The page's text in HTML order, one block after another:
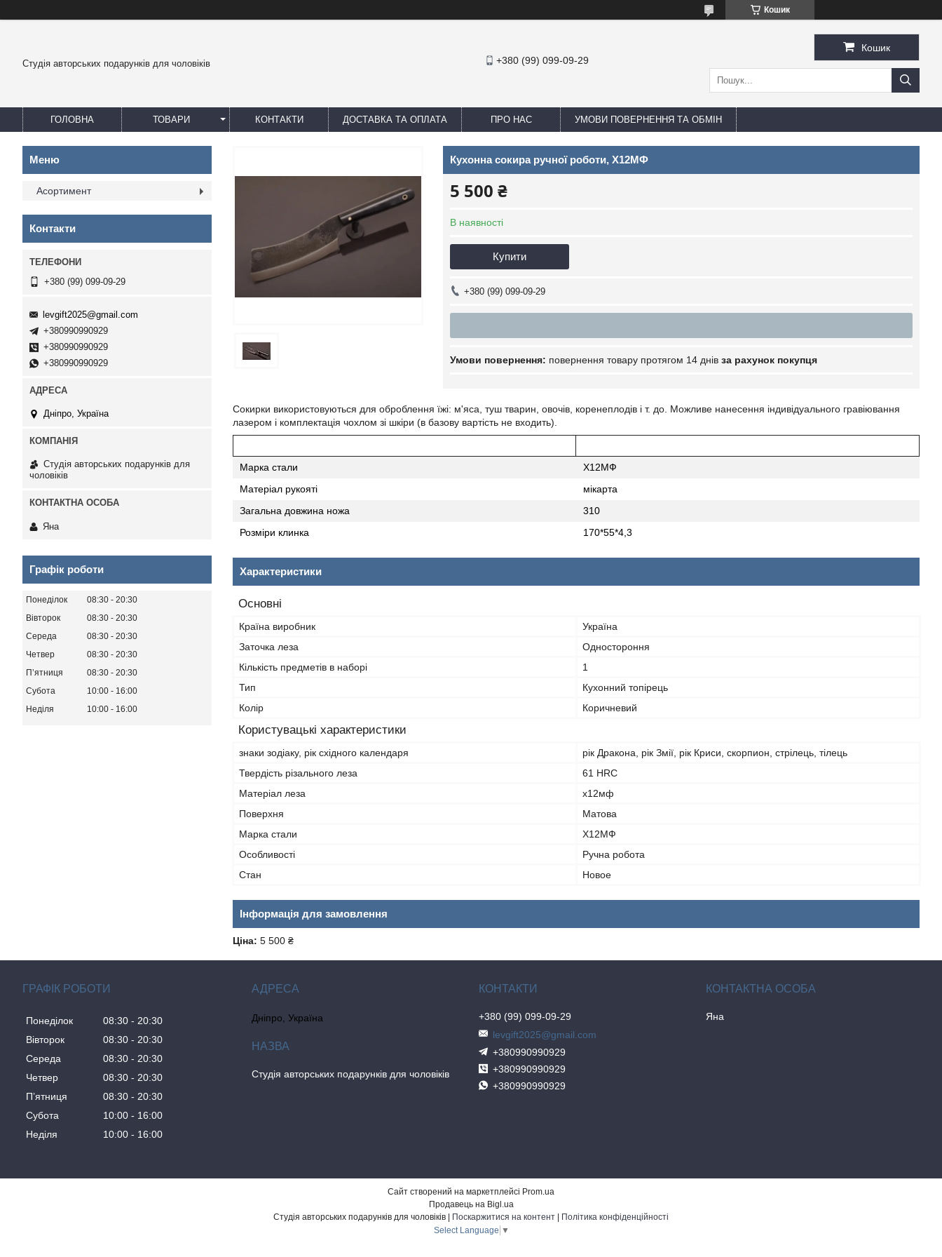
Кошик
Студія авторських подарунків для чоловіків +380 (99) 099-09-29
Кошик
ГОЛОВНА ТОВАРИ КОНТАКТИ ДОСТАВКА ТА ОПЛАТА ПРО НАС УМОВИ ПОВЕРНЕННЯ ТА ОБМІН
Кухонна сокира ручної роботи, Х12МФ
5 500 ₴
В наявності
Купити
+380 (99) 099-09-29
повернення товару протягом 14 днів за рахунок покупця
Сокирки використовуються для оброблення їжі: м'яса, туш тварин, овочів, коренеплодів і т. до. Можливе нанесення індивідуального гравіювання
лазером і комплектація чохлом зі шкіри (в базову вартість не входить).
Марка стали
Х12МФ
Матеріал рукояті
мікарта
Загальна довжина ножа
310
Розміри клинка
170*55*4,3
Характеристики
Основні
Країна виробник
Україна
Заточка леза
Одностороння
Кількість предметів в наборі
1
Тип
Кухонний топірець
Колір
Коричневий
Користувацькі характеристики
знаки зодіаку, рік східного календаря
рік Дракона, рік Змії, рік Криси, скорпион, стрілець, тілець
Твердість різального леза
61 HRC
Матеріал леза
х12мф
Поверхня
Матова
Марка стали
Х12МФ
Особливості
Ручна робота
Стан
Hовое
Інформація для замовлення
Ціна: 5 500 ₴
Асортимент
Контакти
+380 (99) 099-09-29
levgift2025@gmail.com
+380990990929
+380990990929
+380990990929
Дніпро, Україна
Студія авторських подарунків для
чоловіків
Яна
Графік роботи
Понеділок 08:30
20:30
Вівторок
08:30
20:30
Середа
08:30
20:30
Четвер
08:30
20:30
Пʼятниця
08:30
20:30
Субота
10:00
16:00
Неділя
10:00 16:00
ГРАФІК РОБОТИ
Понеділок 08:30
20:30
Вівторок
08:30
20:30
Середа
08:30
20:30
Четвер
08:30
20:30
Пʼятниця
08:30
20:30
Субота
10:00
16:00
Неділя
10:00 16:00
Дніпро, Україна
Студія авторських подарунків для чоловіків
+380 (99) 099-09-29
levgift2025@gmail.com
+380990990929
+380990990929
+380990990929
Яна
Сайт створений на маркетплейсі Prom.ua
Продавець на Bigl.ua
Поскаржитися на контент
Політика конфіденційності
Select Language ▼